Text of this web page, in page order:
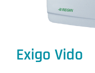
Exigo Vido